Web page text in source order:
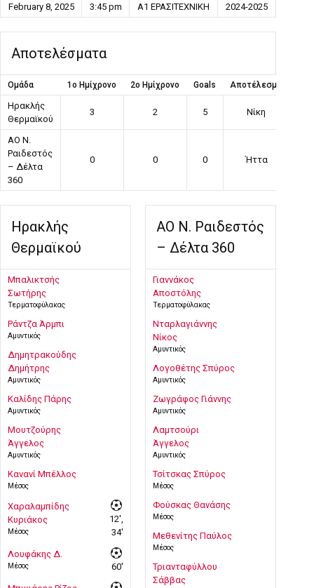
February 8, 2025 3:45 pm Α1 ΕΡΑΣΙΤΕΧΝΙΚΗ 2024-2025
Αποτελέσματα
Ομάδα 1ο Ημίχρονο 2ο Ημίχρονο Goals Αποτέλεσμα
Ηρακλής
Θερμαϊκού
3 2 5 Νίκη
ΑΟ Ν.
Ραιδεστός
– Δέλτα
360
0 0 0 Ήττα
Ηρακλής
Θερμαϊκού
Μπαλικτσής
Σωτήρης
Τερματοφύλακας
Ράντζα Άρμπι
Αμυντικός
Δημητρακούδης
Δημήτρης
Αμυντικός
Καλίδης Πάρης
Αμυντικός
Μουτζούρης
Άγγελος
Αμυντικός
Κανανί Μπέλλος
Μέσος
Χαραλαμπίδης
Κυριάκος
Μέσος
12',
34'
Λουφάκης Δ.
Μέσος 60'
ΑΟ Ν. Ραιδεστός
– Δέλτα 360
Γιαννάκος
Αποστόλης
Τερματοφύλακας
Νταρλαγιάννης
Νίκος
Αμυντικός
Λογοθέτης Σπύρος
Αμυντικός
Ζωγράφος Γιάννης
Αμυντικός
Λαμτσούρι
Άγγελος
Αμυντικός
Τσίτσκας Σπύρος
Μέσος
Φούσκας Θανάσης
Μέσος
Μεθενίτης Παύλος
Μέσος
Τριανταφύλλου
Σάββας